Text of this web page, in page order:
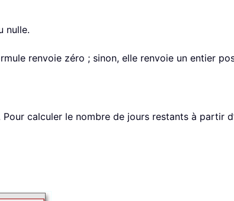
nulle.
renvoie zéro ; sinon, elle renvoie un entier
calculer le nombre de jours restants à partir